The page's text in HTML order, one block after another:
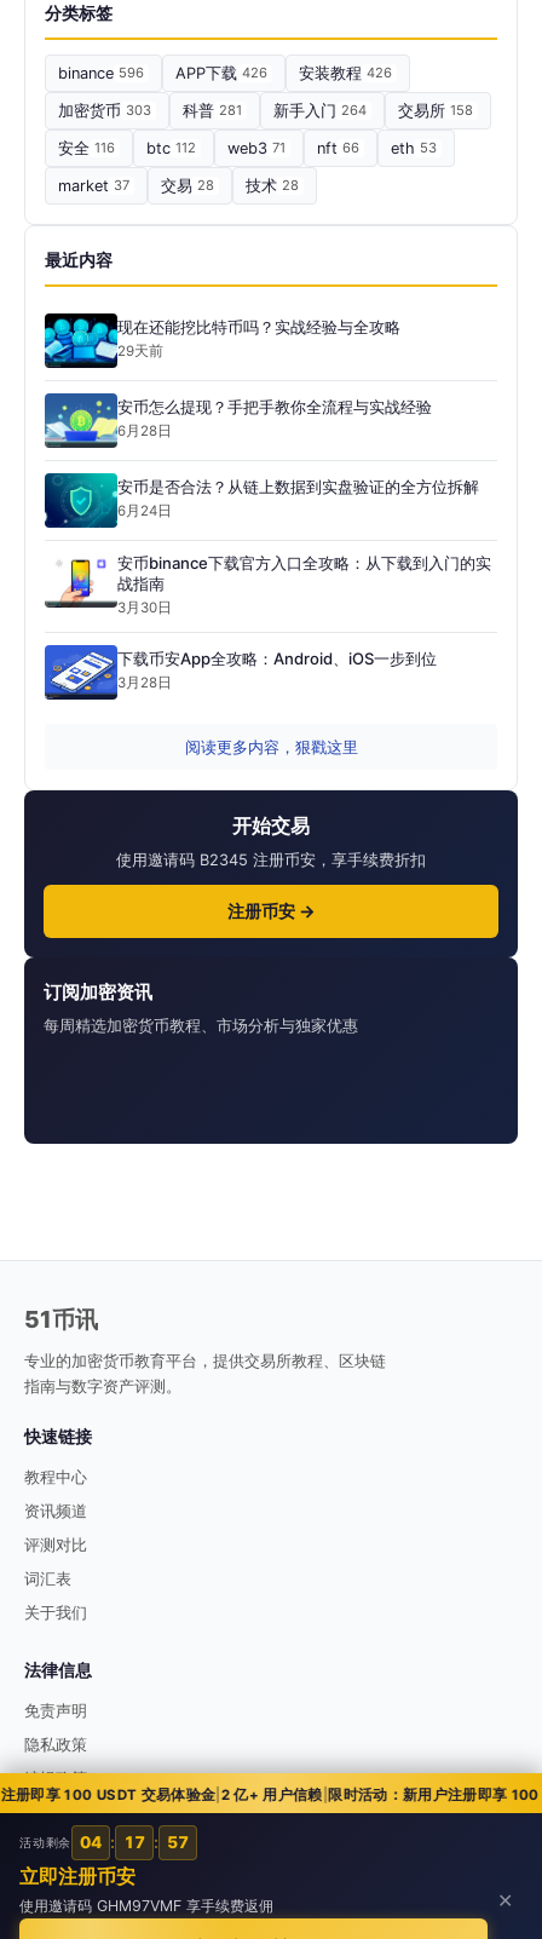
分类标签
binance 596 APP下载 426 安装教程 426
加密货币 303 科普 281 新手入门 264 交易所 158
安全 116 btc 112 web3 71 nft 66 eth 53
market 37 交易 28 技术 28
最近内容
现在还能挖比特币吗？实战经验与全攻略
29天前
安币怎么提现？手把手教你全流程与实战经验
6月28日
安币是否合法？从链上数据到实盘验证的全方位拆解
6月24日
安币binance下载官方入口全攻略：从下载到入门的实
战指南
3月30日
下载币安App全攻略：Android、iOS一步到位
3月28日
阅读更多内容，狠戳这里
开始交易
使用邀请码 B2345 注册币安，享手续费折扣
注册币安 →
订阅加密资讯
每周精选加密货币教程、市场分析与独家优惠
51币讯
专业的加密货币教育平台，提供交易所教程、区块链
指南与数字资产评测。
快速链接
教程中心
资讯频道
评测对比
词汇表
关于我们
法律信息
免责声明
隐私政策
编辑政策
© 2026 51币讯 51bixun.com. All rights reserved.
即享 100 USDT 交易体验金|2 亿+ 用户信赖|限时活动：新用户注册即享 100
活动剩余 04 : 17 : 56
立即注册币安
使用邀请码 GHM97VMF 享手续费返佣 ✕